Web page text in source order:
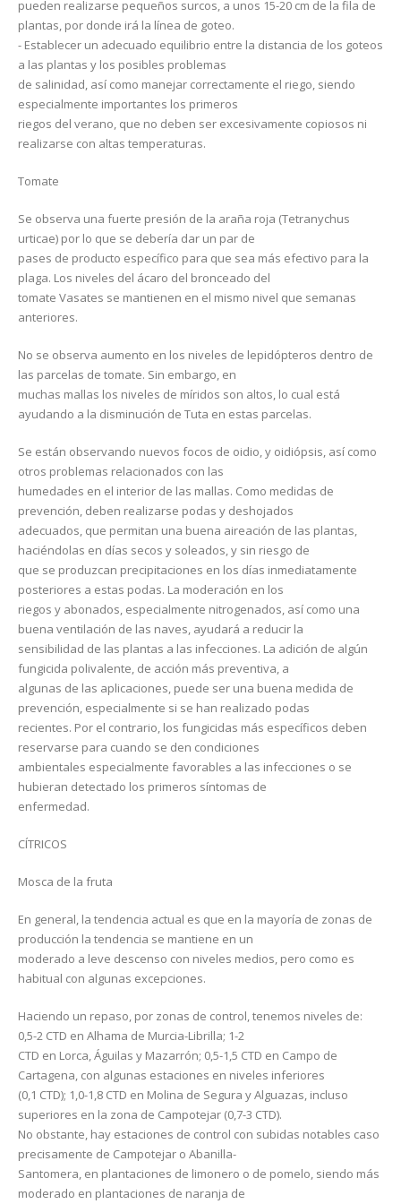
pueden realizarse pequeños surcos, a unos 15-20 cm de la fila de
plantas, por donde irá la línea de goteo.
- Establecer un adecuado equilibrio entre la distancia de los goteos
a las plantas y los posibles problemas
de salinidad, así como manejar correctamente el riego, siendo
especialmente importantes los primeros
riegos del verano, que no deben ser excesivamente copiosos ni
realizarse con altas temperaturas.
Tomate
Se observa una fuerte presión de la araña roja (Tetranychus
urticae) por lo que se debería dar un par de
pases de producto específico para que sea más efectivo para la
plaga. Los niveles del ácaro del bronceado del
tomate Vasates se mantienen en el mismo nivel que semanas
anteriores.
No se observa aumento en los niveles de lepidópteros dentro de
las parcelas de tomate. Sin embargo, en
muchas mallas los niveles de míridos son altos, lo cual está
ayudando a la disminución de Tuta en estas parcelas.
Se están observando nuevos focos de oidio, y oidiópsis, así como
otros problemas relacionados con las
humedades en el interior de las mallas. Como medidas de
prevención, deben realizarse podas y deshojados
adecuados, que permitan una buena aireación de las plantas,
haciéndolas en días secos y soleados, y sin riesgo de
que se produzcan precipitaciones en los días inmediatamente
posteriores a estas podas. La moderación en los
riegos y abonados, especialmente nitrogenados, así como una
buena ventilación de las naves, ayudará a reducir la
sensibilidad de las plantas a las infecciones. La adición de algún
fungicida polivalente, de acción más preventiva, a
algunas de las aplicaciones, puede ser una buena medida de
prevención, especialmente si se han realizado podas
recientes. Por el contrario, los fungicidas más específicos deben
reservarse para cuando se den condiciones
ambientales especialmente favorables a las infecciones o se
hubieran detectado los primeros síntomas de
enfermedad.
CÍTRICOS
Mosca de la fruta
En general, la tendencia actual es que en la mayoría de zonas de
producción la tendencia se mantiene en un
moderado a leve descenso con niveles medios, pero como es
habitual con algunas excepciones.
Haciendo un repaso, por zonas de control, tenemos niveles de:
0,5-2 CTD en Alhama de Murcia-Librilla; 1-2
CTD en Lorca, Águilas y Mazarrón; 0,5-1,5 CTD en Campo de
Cartagena, con algunas estaciones en niveles inferiores
(0,1 CTD); 1,0-1,8 CTD en Molina de Segura y Alguazas, incluso
superiores en la zona de Campotejar (0,7-3 CTD).
No obstante, hay estaciones de control con subidas notables caso
precisamente de Campotejar o Abanilla-
Santomera, en plantaciones de limonero o de pomelo, siendo más
moderado en plantaciones de naranja de